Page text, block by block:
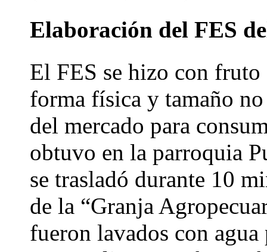
Elaboración del FES
El FES se hizo con fruto
forma física y tamaño
del mercado para
obtuvo en la parroquia
se trasladó durante 10
de la “Granja
fueron lavados con